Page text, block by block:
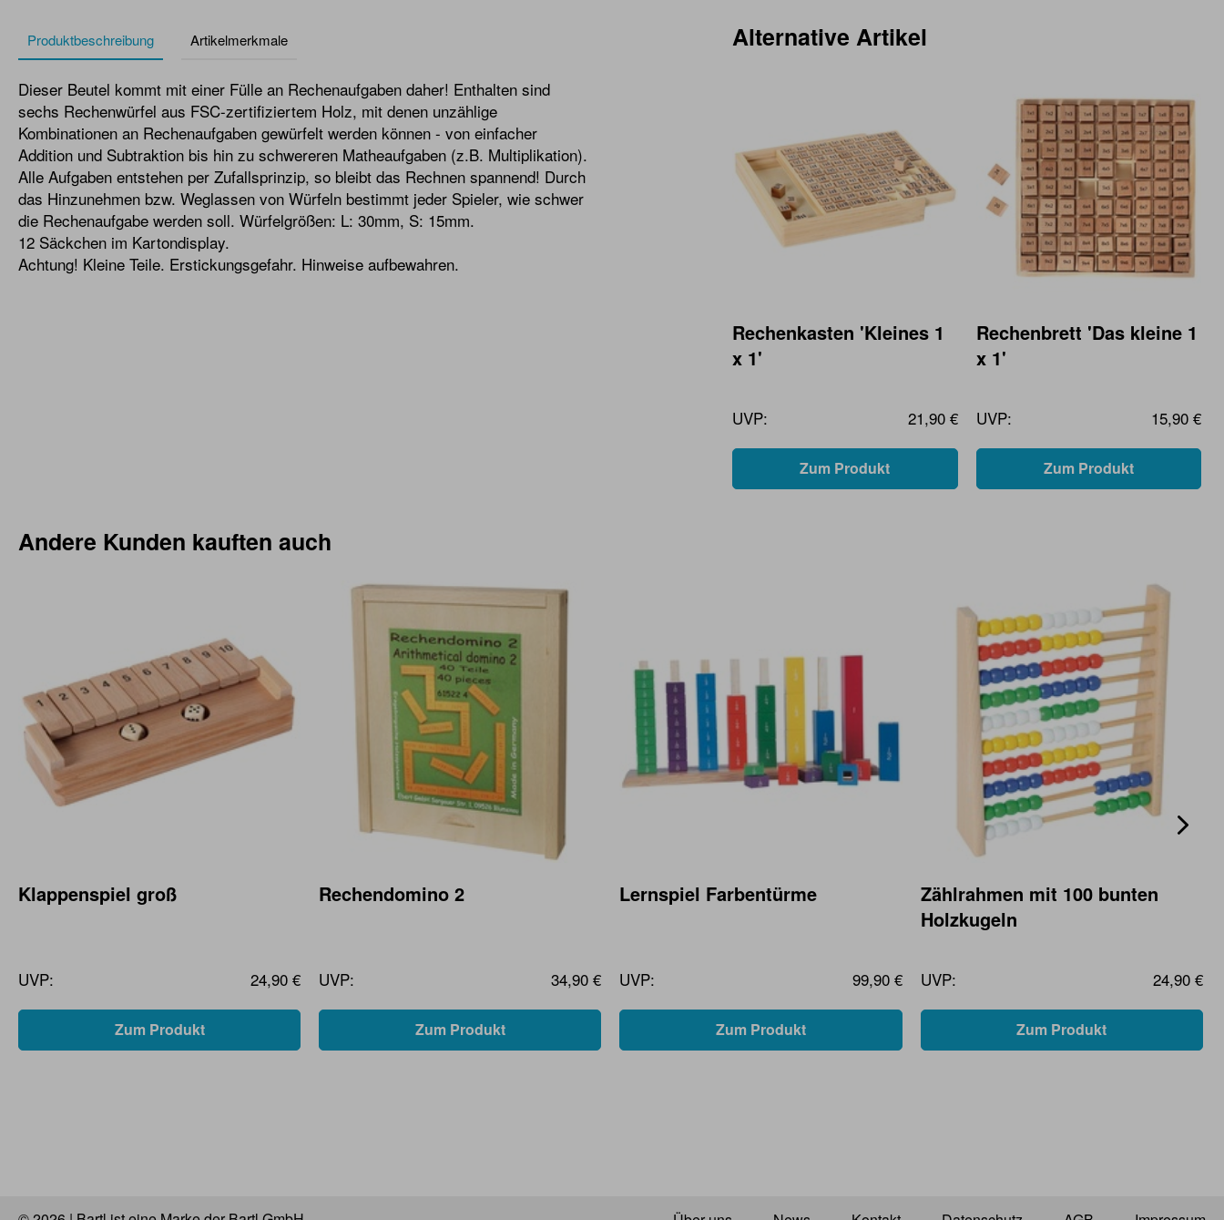
Produktbeschreibung Artikelmerkmale
Dieser Beutel kommt mit einer Fülle an Rechenaufgaben daher! Enthalten sind
sechs Rechenwürfel aus FSC-zertifiziertem Holz, mit denen unzählige
Kombinationen an Rechenaufgaben gewürfelt werden können - von einfacher
Addition und Subtraktion bis hin zu schwereren Matheaufgaben (z.B. Multiplikation).
Alle Aufgaben entstehen per Zufallsprinzip, so bleibt das Rechnen spannend! Durch
das Hinzunehmen bzw. Weglassen von Würfeln bestimmt jeder Spieler, wie schwer
die Rechenaufgabe werden soll. Würfelgrößen: L: 30mm, S: 15mm.
12 Säckchen im Kartondisplay.
Achtung! Kleine Teile. Erstickungsgefahr. Hinweise aufbewahren.
Alternative Artikel
Rechenkasten 'Kleines 1
x 1'
UVP: 21,90 €
Zum Produkt
Rechenbrett 'Das kleine 1
x 1'
UVP: 15,90 €
Zum Produkt
Andere Kunden kauften auch
Klappenspiel groß
UVP: 24,90 €
Zum Produkt
Rechendomino 2
UVP: 34,90 €
Zum Produkt
Lernspiel Farbentürme
UVP: 99,90 €
Zum Produkt
Zählrahmen mit 100 bunten
Holzkugeln
UVP: 24,90 €
Zum Produkt